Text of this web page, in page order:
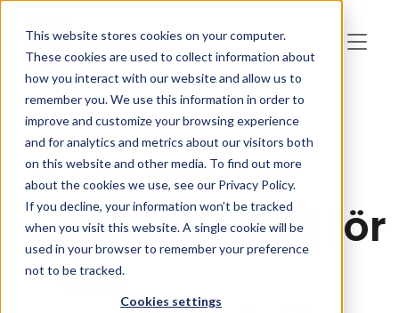
This website stores cookies on your computer.
These cookies are used to collect information about
how you interact with our website and allow us to
remember you. We use this information in order to
improve and customize your browsing experience
and for analytics and metrics about our visitors both
on this website and other media. To find out more
about the cookies we use, see our Privacy Policy.
If you decline, your information won’t be tracked
when you visit this website. A single cookie will be
used in your browser to remember your preference
not to be tracked.
Cookies settings
Sätt rätt mål för
din